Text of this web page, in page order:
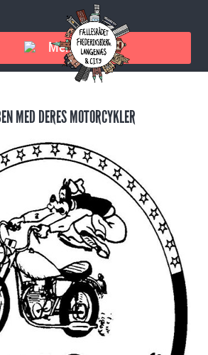
Menu
MED DERES MOTORCYKLER